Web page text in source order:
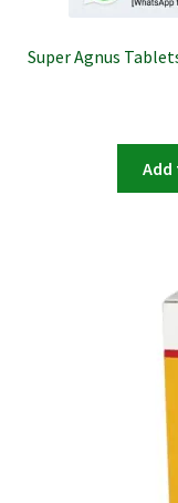
Super Agnus
Add